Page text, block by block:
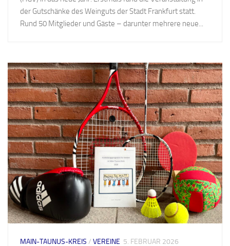
der Gutschänke des Weinguts der Stadt Frankfurt statt.
Rund 50 Mitglieder und Gäste – darunter mehrere neue...
MAIN-TAUNUS-KREIS / VEREINE 5. FEBRUAR 2026